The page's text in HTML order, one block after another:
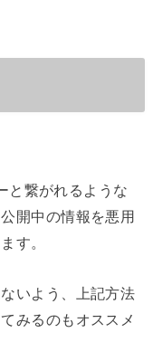
と繋がれるような
開中の情報を悪用
す。
いよう、上記方法
みるのもオススメ